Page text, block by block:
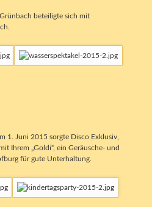
beteiligte sich mit
1. Juni 2015 sorgte Disco Exklusiv,
Ihrem „Goldi“, ein Geräusche- und
für gute Unterhaltung.